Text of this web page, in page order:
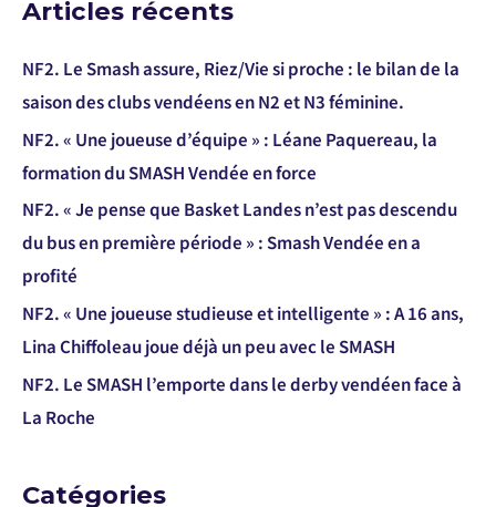
Articles récents
NF2. Le Smash assure, Riez/Vie si proche : le bilan de la
saison des clubs vendéens en N2 et N3 féminine.
NF2. « Une joueuse d’équipe » : Léane Paquereau, la
formation du SMASH Vendée en force
NF2. « Je pense que Basket Landes n’est pas descendu
du bus en première période » : Smash Vendée en a
profité
NF2. « Une joueuse studieuse et intelligente » : A 16 ans,
Lina Chiffoleau joue déjà un peu avec le SMASH
NF2. Le SMASH l’emporte dans le derby vendéen face à
La Roche
Catégories